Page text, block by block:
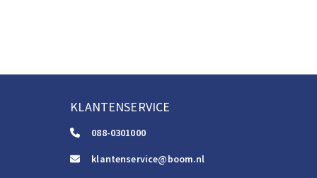
KLANTENSERVICE
088-0301000
klantenservice@boom.nl